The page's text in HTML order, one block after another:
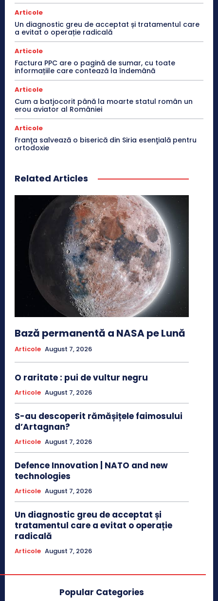
Articole
Un diagnostic greu de acceptat și tratamentul care
a evitat o operație radicală
Articole
Factura PPC are o pagină de sumar, cu toate
informațiile care contează la îndemână
Articole
Cum a batjocorit până la moarte statul român un
erou aviator al României
Articole
Franţa salvează o biserică din Siria esenţială pentru
ortodoxie
Related Articles
Bază permanentă a NASA pe Lună
Articole August 7, 2026
O raritate : pui de vultur negru
Articole August 7, 2026
S-au descoperit rămășițele faimosului
d’Artagnan?
Articole August 7, 2026
Defence Innovation | NATO and new
technologies
Articole August 7, 2026
Un diagnostic greu de acceptat și
tratamentul care a evitat o operație
radicală
Articole August 7, 2026
Popular Categories